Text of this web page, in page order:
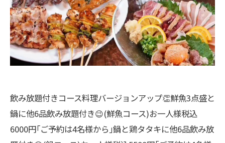
飲み放題付きコース料理バージョンアップ👏鮮魚3点盛と
鍋に他6品飲み放題付き😉(鮮魚コース)お一人様税込
6000円｢ご予約は4名様から｣鍋と鶏タタキに他6品飲み放